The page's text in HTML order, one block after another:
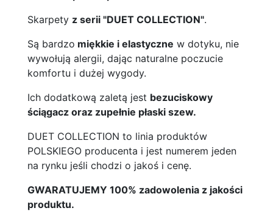
Skarpety z serii "DUET COLLECTION".
Są bardzo miękkie i elastyczne w dotyku, nie
wywołują alergii, dając naturalne poczucie
komfortu i dużej wygody.
Ich dodatkową zaletą jest bezuciskowy
ściągacz oraz zupełnie płaski szew.
DUET COLLECTION to linia produktów
POLSKIEGO producenta i jest numerem jeden
na rynku jeśli chodzi o jakoś i cenę.
GWARATUJEMY 100% zadowolenia z jakości
produktu.